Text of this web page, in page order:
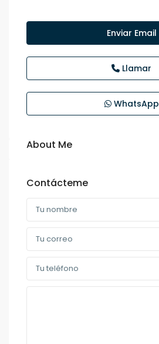
Enviar Email
Llamar
WhatsApp
About Me
Contácteme